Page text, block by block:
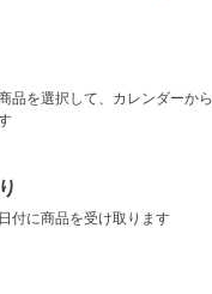
品を選択して、カレンダーから
付に商品を受け取ります